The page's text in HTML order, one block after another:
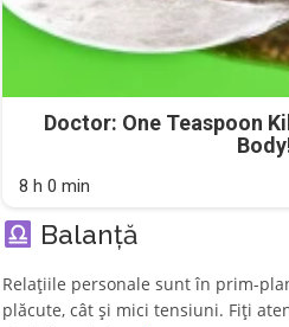
Doctor: One Teaspoon
8 h 0 min
Balanță
Relațiile personale sunt în prim-
plăcute, cât și mici tensiuni. Fiți